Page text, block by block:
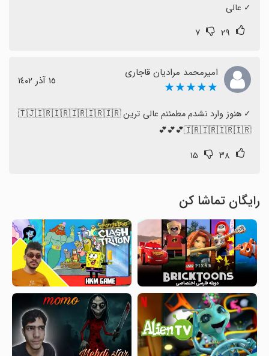
‏✓ عالی
۲۹ ۷
امیرمحمد مرادیان قاجاری
★★★★★ ١٥ آذر ١٤٠٢
‏✓ هنوز وارد نشدم مطمئنم عالی ترین 🇹🇯🇮🇷🇮🇷🇮🇷🇮🇷🇮🇷
🇮🇷🇮🇷🇮🇷🇮🇷💕💕💕
۳۸ ۱۵
رایگان تماشا کن